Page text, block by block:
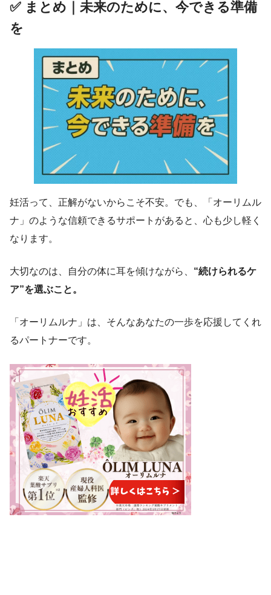
✅ まとめ｜未来のために、今できる準備
を
妊活って、正解がないからこそ不安。でも、「オーリムル
ナ」のような信頼できるサポートがあると、心も少し軽く
なります。
大切なのは、自分の体に耳を傾けながら、 “続けられるケ
ア”を選ぶこと。
「オーリムルナ」は、そんなあなたの一歩を応援してくれ
るパートナーです。